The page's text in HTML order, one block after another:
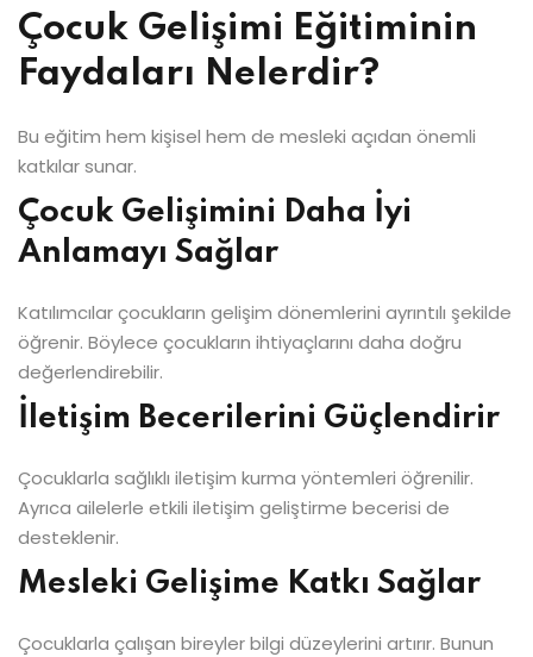
Çocuk Gelişimi Eğitiminin
Faydaları Nelerdir?
Bu eğitim hem kişisel hem de mesleki açıdan önemli
katkılar sunar.
Çocuk Gelişimini Daha İyi
Anlamayı Sağlar
Katılımcılar çocukların gelişim dönemlerini ayrıntılı şekilde
öğrenir. Böylece çocukların ihtiyaçlarını daha doğru
değerlendirebilir.
İletişim Becerilerini Güçlendirir
Çocuklarla sağlıklı iletişim kurma yöntemleri öğrenilir.
Ayrıca ailelerle etkili iletişim geliştirme becerisi de
desteklenir.
Mesleki Gelişime Katkı Sağlar
Çocuklarla çalışan bireyler bilgi düzeylerini artırır. Bunun